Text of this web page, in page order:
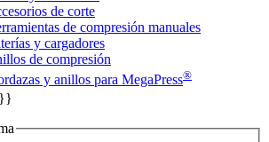
de corte
de compresión manuales
y cargadores
de compresión
y anillos para MegaPress®